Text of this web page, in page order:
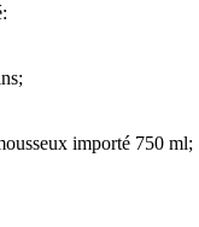
importé 750 ml;